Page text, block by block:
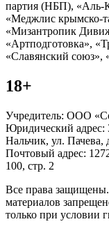
партия (НБП),
«Меджлис крымско-
«Мизантропик
«Артподготовка»,
«Славянский союз»,
18+
Учредитель: ООО
Юридический адрес:
Нальчик, ул. Пачева,
Почтовый адрес:
100, стр. 2
Все права
материалов
только при условии